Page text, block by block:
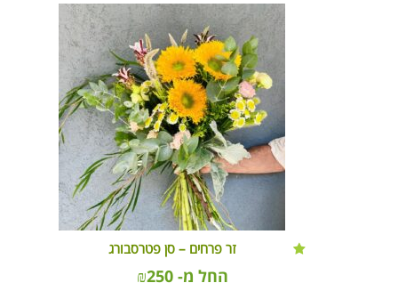
זר פרחים – סן פטרסבורג
החל מ- ₪250